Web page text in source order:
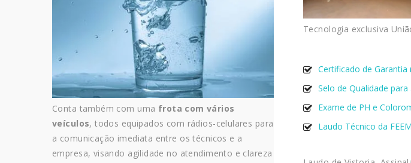
Tecnologia exclusiva
Certificado de Garantia
Selo de Qualidade
Exame de PH e
Laudo Técnico da
Conta também com uma frota com vários
veículos, todos equipados com rádios-celulares para
a comunicação imediata entre os técnicos e a
empresa, visando agilidade no atendimento e clareza